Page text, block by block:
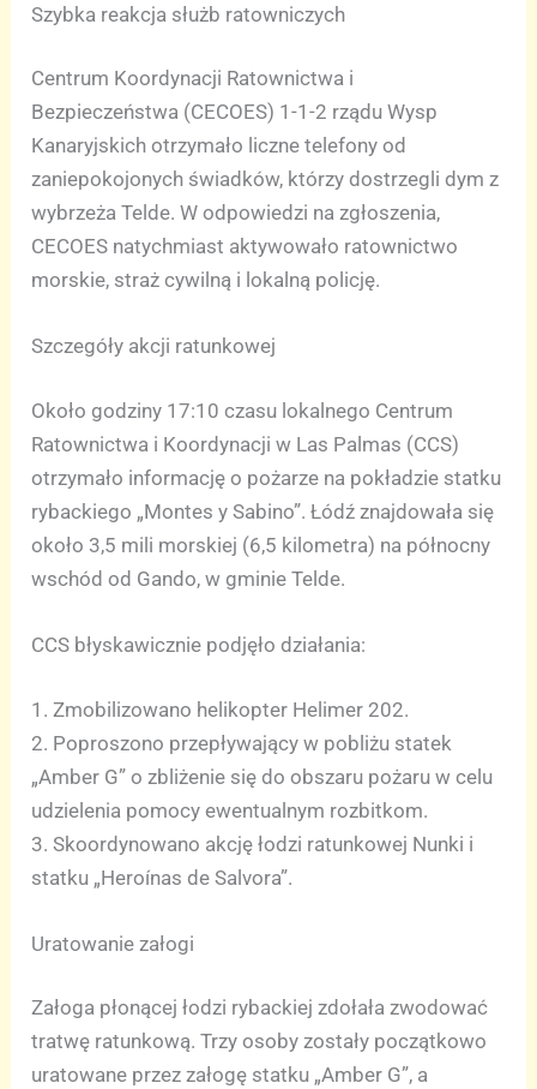
Szybka reakcja służb ratowniczych
Centrum Koordynacji Ratownictwa i
Bezpieczeństwa (CECOES) 1-1-2 rządu Wysp
Kanaryjskich otrzymało liczne telefony od
zaniepokojonych świadków, którzy dostrzegli dym z
wybrzeża Telde. W odpowiedzi na zgłoszenia,
CECOES natychmiast aktywowało ratownictwo
morskie, straż cywilną i lokalną policję.
Szczegóły akcji ratunkowej
Około godziny 17:10 czasu lokalnego Centrum
Ratownictwa i Koordynacji w Las Palmas (CCS)
otrzymało informację o pożarze na pokładzie statku
rybackiego „Montes y Sabino”. Łódź znajdowała się
około 3,5 mili morskiej (6,5 kilometra) na północny
wschód od Gando, w gminie Telde.
CCS błyskawicznie podjęło działania:
1. Zmobilizowano helikopter Helimer 202.
2. Poproszono przepływający w pobliżu statek
„Amber G” o zbliżenie się do obszaru pożaru w celu
udzielenia pomocy ewentualnym rozbitkom.
3. Skoordynowano akcję łodzi ratunkowej Nunki i
statku „Heroínas de Salvora”.
Uratowanie załogi
Załoga płonącej łodzi rybackiej zdołała zwodować
tratwę ratunkową. Trzy osoby zostały początkowo
uratowane przez załogę statku „Amber G”, a